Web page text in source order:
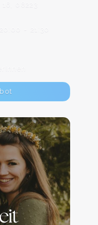
08223
- 21:30